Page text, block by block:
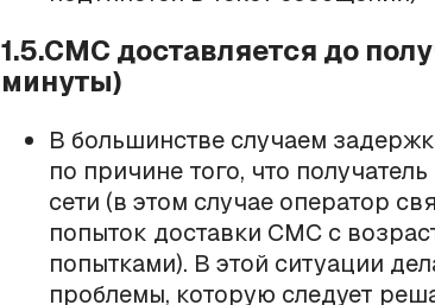
1.5.СМС доставляется до
минуты)
В большинстве случаем
по причине того, что
сети (в этом случае оператор
попыток доставки СМС с
попытками). В этой ситуации
проблемы, которую следует